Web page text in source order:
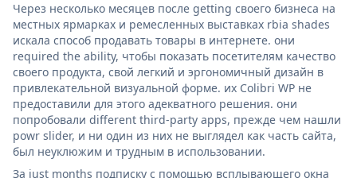
Через несколько месяцев после getting своего бизнеса на
местных ярмарках и ремесленных выставках rbia shades
искала способ продавать товары в интернете. они
required the ability, чтобы показать посетителям качество
своего продукта, свой легкий и эргономичный дизайн в
привлекательной визуальной форме. их Colibri WP не
предоставили для этого адекватного решения. они
попробовали different third-party apps, прежде чем нашли
powr slider, и ни один из них не выглядел как часть сайта,
был неуклюжим и трудным в использовании.
За just months подписку с помощью всплывающего окна